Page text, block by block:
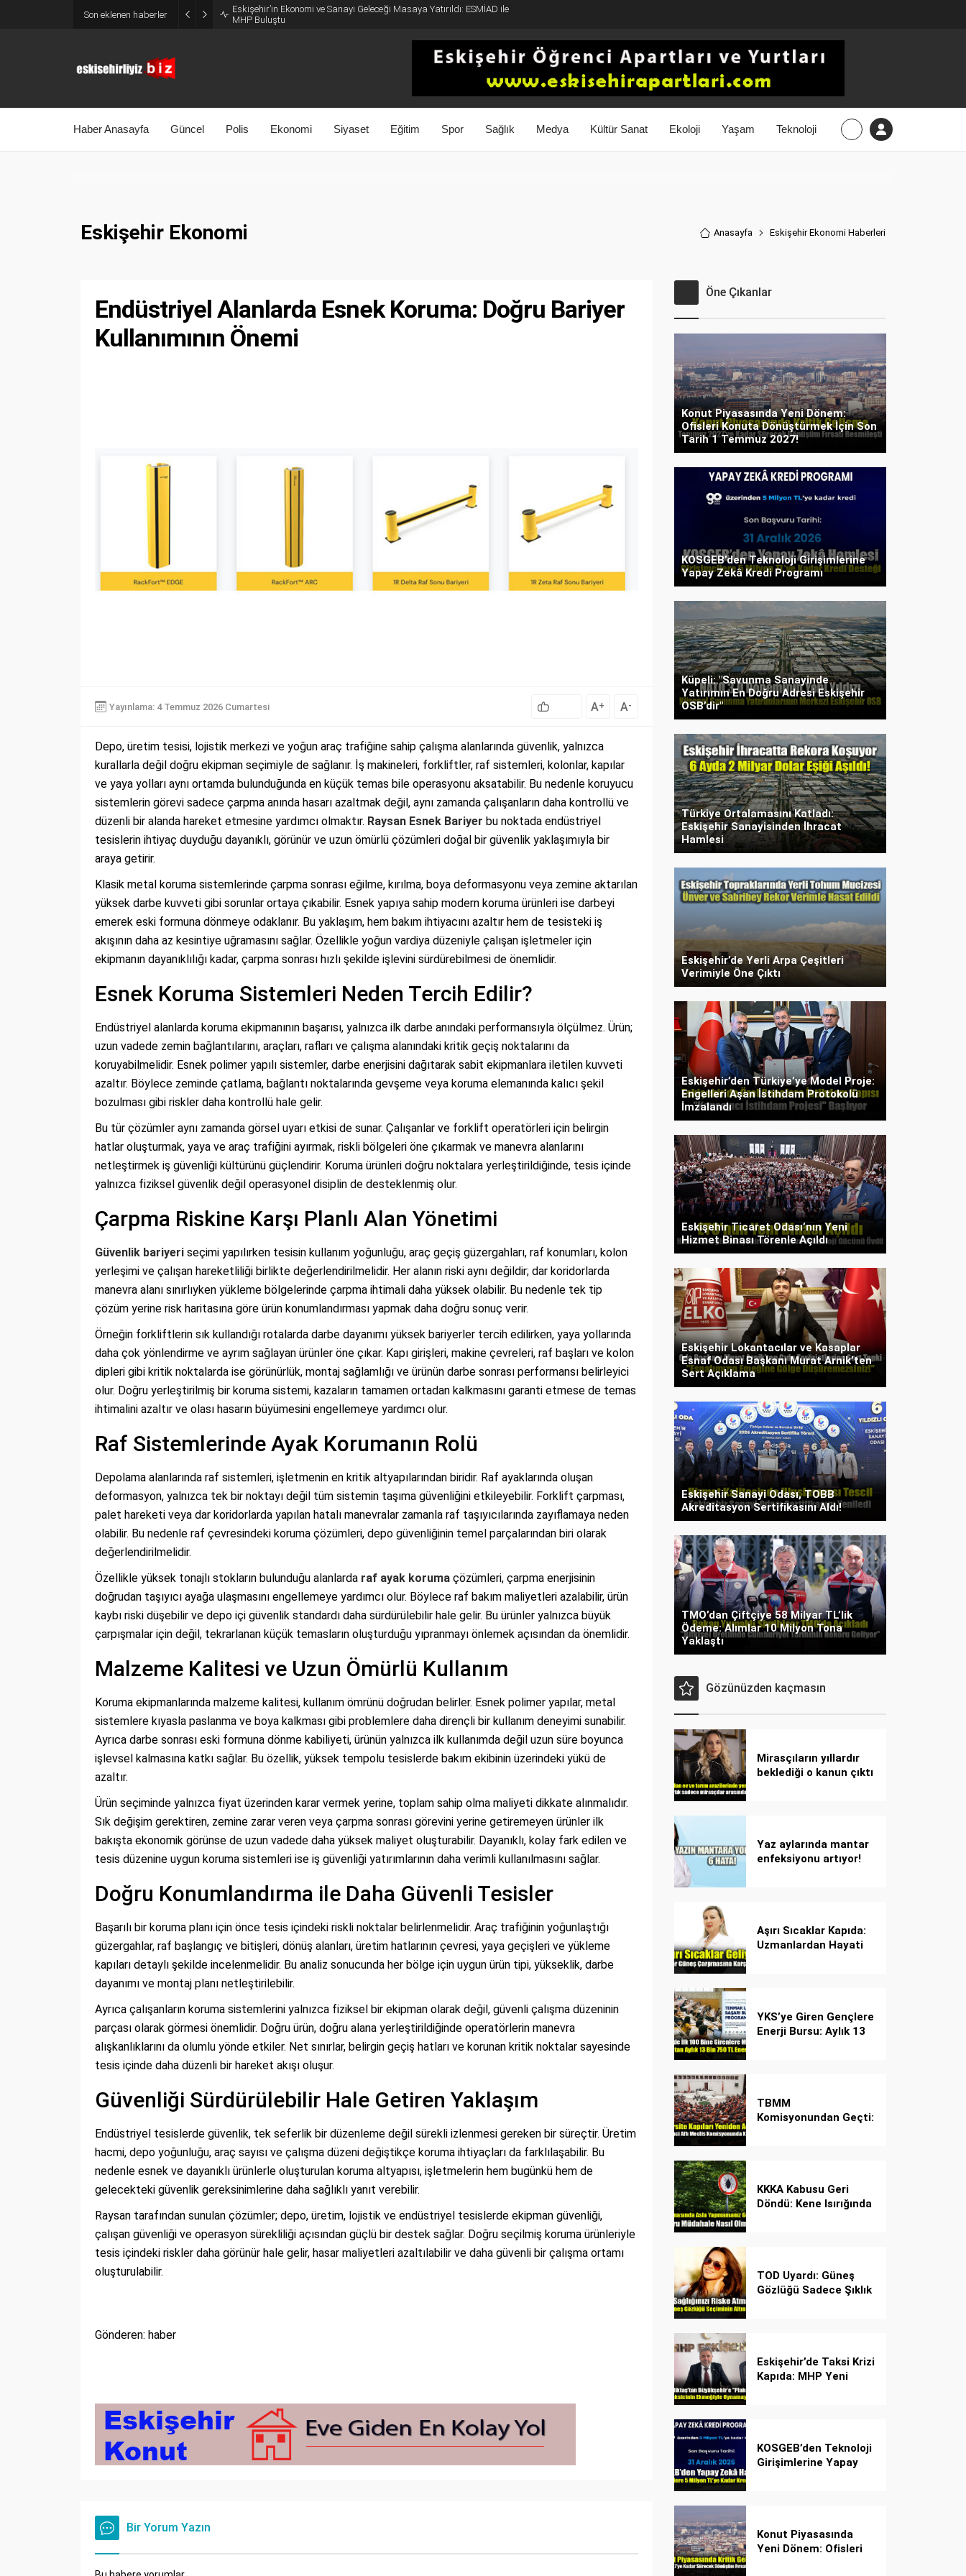
Son eklenen haberler
Eskişehir’in Ekonomi ve Sanayi Geleceği Masaya Yatırıldı: ESMİAD ile
MHP Buluştu
Haber Anasayfa Güncel Polis Ekonomi Siyaset Eğitim Spor Sağlık Medya Kültür Sanat Ekoloji Yaşam Teknoloji
Eskişehir Ekonomi Anasayfa Eskişehir Ekonomi Haberleri
Endüstriyel Alanlarda Esnek Koruma: Doğru Bariyer
Kullanımının Önemi
Yayınlama: 4 Temmuz 2026 Cumartesi A+ A-
Depo, üretim tesisi, lojistik merkezi ve yoğun araç trafiğine sahip çalışma alanlarında güvenlik, yalnızca
kurallarla değil doğru ekipman seçimiyle de sağlanır. İş makineleri, forkliftler, raf sistemleri, kolonlar, kapılar
ve yaya yolları aynı ortamda bulunduğunda en küçük temas bile operasyonu aksatabilir. Bu nedenle koruyucu
sistemlerin görevi sadece çarpma anında hasarı azaltmak değil, aynı zamanda çalışanların daha kontrollü ve
düzenli bir alanda hareket etmesine yardımcı olmaktır. Raysan Esnek Bariyer bu noktada endüstriyel
tesislerin ihtiyaç duyduğu dayanıklı, görünür ve uzun ömürlü çözümleri doğal bir güvenlik yaklaşımıyla bir
araya getirir.
Klasik metal koruma sistemlerinde çarpma sonrası eğilme, kırılma, boya deformasyonu veya zemine aktarılan
yüksek darbe kuvveti gibi sorunlar ortaya çıkabilir. Esnek yapıya sahip modern koruma ürünleri ise darbeyi
emerek eski formuna dönmeye odaklanır. Bu yaklaşım, hem bakım ihtiyacını azaltır hem de tesisteki iş
akışının daha az kesintiye uğramasını sağlar. Özellikle yoğun vardiya düzeniyle çalışan işletmeler için
ekipmanın dayanıklılığı kadar, çarpma sonrası hızlı şekilde işlevini sürdürebilmesi de önemlidir.
Esnek Koruma Sistemleri Neden Tercih Edilir?
Endüstriyel alanlarda koruma ekipmanının başarısı, yalnızca ilk darbe anındaki performansıyla ölçülmez. Ürün;
uzun vadede zemin bağlantılarını, araçları, rafları ve çalışma alanındaki kritik geçiş noktalarını da
koruyabilmelidir. Esnek polimer yapılı sistemler, darbe enerjisini dağıtarak sabit ekipmanlara iletilen kuvveti
azaltır. Böylece zeminde çatlama, bağlantı noktalarında gevşeme veya koruma elemanında kalıcı şekil
bozulması gibi riskler daha kontrollü hale gelir.
Bu tür çözümler aynı zamanda görsel uyarı etkisi de sunar. Çalışanlar ve forklift operatörleri için belirgin
hatlar oluşturmak, yaya ve araç trafiğini ayırmak, riskli bölgeleri öne çıkarmak ve manevra alanlarını
netleştirmek iş güvenliği kültürünü güçlendirir. Koruma ürünleri doğru noktalara yerleştirildiğinde, tesis içinde
yalnızca fiziksel güvenlik değil operasyonel disiplin de desteklenmiş olur.
Çarpma Riskine Karşı Planlı Alan Yönetimi
Güvenlik bariyeri seçimi yapılırken tesisin kullanım yoğunluğu, araç geçiş güzergahları, raf konumları, kolon
yerleşimi ve çalışan hareketliliği birlikte değerlendirilmelidir. Her alanın riski aynı değildir; dar koridorlarda
manevra alanı sınırlıyken yükleme bölgelerinde çarpma ihtimali daha yüksek olabilir. Bu nedenle tek tip
çözüm yerine risk haritasına göre ürün konumlandırması yapmak daha doğru sonuç verir.
Örneğin forkliftlerin sık kullandığı rotalarda darbe dayanımı yüksek bariyerler tercih edilirken, yaya yollarında
daha çok yönlendirme ve ayrım sağlayan ürünler öne çıkar. Kapı girişleri, makine çevreleri, raf başları ve kolon
dipleri gibi kritik noktalarda ise görünürlük, montaj sağlamlığı ve ürünün darbe sonrası performansı belirleyici
olur. Doğru yerleştirilmiş bir koruma sistemi, kazaların tamamen ortadan kalkmasını garanti etmese de temas
ihtimalini azaltır ve olası hasarın büyümesini engellemeye yardımcı olur.
Raf Sistemlerinde Ayak Korumanın Rolü
Depolama alanlarında raf sistemleri, işletmenin en kritik altyapılarından biridir. Raf ayaklarında oluşan
deformasyon, yalnızca tek bir noktayı değil tüm sistemin taşıma güvenliğini etkileyebilir. Forklift çarpması,
palet hareketi veya dar koridorlarda yapılan hatalı manevralar zamanla raf taşıyıcılarında zayıflamaya neden
olabilir. Bu nedenle raf çevresindeki koruma çözümleri, depo güvenliğinin temel parçalarından biri olarak
değerlendirilmelidir.
Özellikle yüksek tonajlı stokların bulunduğu alanlarda raf ayak koruma çözümleri, çarpma enerjisinin
doğrudan taşıyıcı ayağa ulaşmasını engellemeye yardımcı olur. Böylece raf bakım maliyetleri azalabilir, ürün
kaybı riski düşebilir ve depo içi güvenlik standardı daha sürdürülebilir hale gelir. Bu ürünler yalnızca büyük
çarpışmalar için değil, tekrarlanan küçük temasların oluşturduğu yıpranmayı önlemek açısından da önemlidir.
Malzeme Kalitesi ve Uzun Ömürlü Kullanım
Koruma ekipmanlarında malzeme kalitesi, kullanım ömrünü doğrudan belirler. Esnek polimer yapılar, metal
sistemlere kıyasla paslanma ve boya kalkması gibi problemlere daha dirençli bir kullanım deneyimi sunabilir.
Ayrıca darbe sonrası eski formuna dönme kabiliyeti, ürünün yalnızca ilk kullanımda değil uzun süre boyunca
işlevsel kalmasına katkı sağlar. Bu özellik, yüksek tempolu tesislerde bakım ekibinin üzerindeki yükü de
azaltır.
Ürün seçiminde yalnızca fiyat üzerinden karar vermek yerine, toplam sahip olma maliyeti dikkate alınmalıdır.
Sık değişim gerektiren, zemine zarar veren veya çarpma sonrası görevini yerine getiremeyen ürünler ilk
bakışta ekonomik görünse de uzun vadede daha yüksek maliyet oluşturabilir. Dayanıklı, kolay fark edilen ve
tesis düzenine uygun koruma sistemleri ise iş güvenliği yatırımlarının daha verimli kullanılmasını sağlar.
Doğru Konumlandırma ile Daha Güvenli Tesisler
Başarılı bir koruma planı için önce tesis içindeki riskli noktalar belirlenmelidir. Araç trafiğinin yoğunlaştığı
güzergahlar, raf başlangıç ve bitişleri, dönüş alanları, üretim hatlarının çevresi, yaya geçişleri ve yükleme
kapıları detaylı şekilde incelenmelidir. Bu analiz sonucunda her bölge için uygun ürün tipi, yükseklik, darbe
dayanımı ve montaj planı netleştirilebilir.
Ayrıca çalışanların koruma sistemlerini yalnızca fiziksel bir ekipman olarak değil, güvenli çalışma düzeninin
parçası olarak görmesi önemlidir. Doğru ürün, doğru alana yerleştirildiğinde operatörlerin manevra
alışkanlıklarını da olumlu yönde etkiler. Net sınırlar, belirgin geçiş hatları ve korunan kritik noktalar sayesinde
tesis içinde daha düzenli bir hareket akışı oluşur.
Güvenliği Sürdürülebilir Hale Getiren Yaklaşım
Endüstriyel tesislerde güvenlik, tek seferlik bir düzenleme değil sürekli izlenmesi gereken bir süreçtir. Üretim
hacmi, depo yoğunluğu, araç sayısı ve çalışma düzeni değiştikçe koruma ihtiyaçları da farklılaşabilir. Bu
nedenle esnek ve dayanıklı ürünlerle oluşturulan koruma altyapısı, işletmelerin hem bugünkü hem de
gelecekteki güvenlik gereksinimlerine daha sağlıklı yanıt verebilir.
Raysan tarafından sunulan çözümler; depo, üretim, lojistik ve endüstriyel tesislerde ekipman güvenliği,
çalışan güvenliği ve operasyon sürekliliği açısından güçlü bir destek sağlar. Doğru seçilmiş koruma ürünleriyle
tesis içindeki riskler daha görünür hale gelir, hasar maliyetleri azaltılabilir ve daha güvenli bir çalışma ortamı
oluşturulabilir.
Gönderen: haber
Bir Yorum Yazın
Öne Çıkanlar
Konut Piyasasında Yeni Dönem:
Ofisleri Konuta Dönüştürmek İçin Son
Tarih 1 Temmuz 2027!
KOSGEB’den Teknoloji Girişimlerine
Yapay Zekâ Kredi Programı
Küpeli: "Savunma Sanayinde
Yatırımın En Doğru Adresi Eskişehir
OSB’dir"
Türkiye Ortalamasını Katladı:
Eskişehir Sanayisinden İhracat
Hamlesi
Eskişehir’de Yerli Arpa Çeşitleri
Verimiyle Öne Çıktı
Eskişehir’den Türkiye’ye Model Proje:
Engelleri Aşan İstihdam Protokolü
İmzalandı
Eskişehir Ticaret Odası’nın Yeni
Hizmet Binası Törenle Açıldı
Eskişehir Lokantacılar ve Kasaplar
Esnaf Odası Başkanı Murat Arnik’ten
Sert Açıklama
Eskişehir Sanayi Odası, TOBB
Akreditasyon Sertifikasını Aldı!
TMO’dan Çiftçiye 58 Milyar TL’lik
Ödeme: Alımlar 10 Milyon Tona
Yaklaştı
Gözünüzden kaçmasın
Mirasçıların yıllardır
beklediği o kanun çıktı
Yaz aylarında mantar
enfeksiyonu artıyor!
Aşırı Sıcaklar Kapıda:
Uzmanlardan Hayati
YKS’ye Giren Gençlere
Enerji Bursu: Aylık 13
TBMM
Komisyonundan Geçti:
KKKA Kabusu Geri
Döndü: Kene Isırığında
TOD Uyardı: Güneş
Gözlüğü Sadece Şıklık
Eskişehir’de Taksi Krizi
Kapıda: MHP Yeni
KOSGEB’den Teknoloji
Girişimlerine Yapay
Konut Piyasasında
Yeni Dönem: Ofisleri